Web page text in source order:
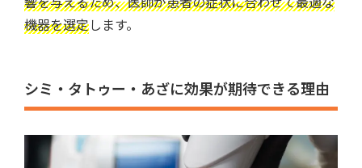
機器を選定します。
シミ・タトゥー・あざに効果が期待できる理由